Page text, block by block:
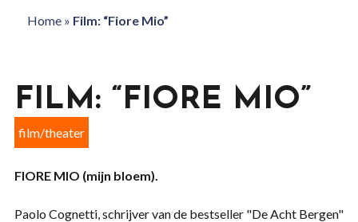
Home» Film: “Fiore Mio”
FILM: “FIORE MIO”
film/theater
FIORE MIO (mijn bloem).
Paolo Cognetti, schrijver van de bestseller "De Acht Bergen"